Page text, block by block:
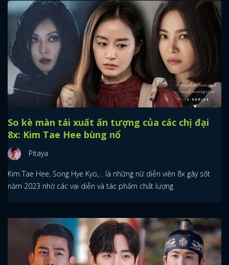
So kè màn tái xuất ấn tượng của các chị đại
8x: Kim Tae Hee bùng nổ
Pitaya
Kim Tae Hee, Song Hye Kyo,... là những nữ diễn viên 8x gây sốt
năm 2023 nhờ các vai diễn và tác phẩm chất lượng